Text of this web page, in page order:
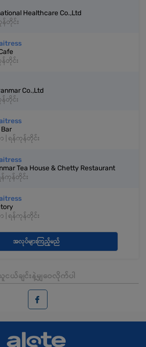
Healthcare Co.,Ltd
န်တိုင်း
န်တိုင်း
Co.,Ltd
န်တိုင်း
| ရန်ကုန်တိုင်း
Tea House & Chetty Restaurant
န်ကုန်တိုင်း
| ရန်ကုန်တိုင်း
အလုပ်များကြည့်မည်
ငယ်ချင်းနဲ့မျှဝေလိုက်ပါ